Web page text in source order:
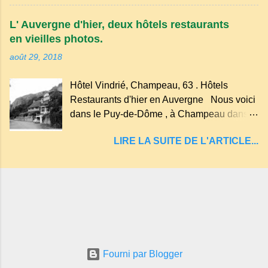
arboré.
Tazenat ou Tazanat, il est le premier et le
plus au nord de la Chaîne des Puys qui en
compte près de soixante. En Auvergne
"sans fond" et en forme d'entonnoir
entraînant vers les entrailles de la terre, les
malheureux qui s'approchaient trop de
L' Auvergne d'hier, deux hôtels restaurants
en vieilles photos.
août 29, 2018
Hôtel Vindrié, Champeau, 63 . Hôtels
Restaurants d'hier en Auvergne Nous voici
dans le Puy-de-Dôme , à Champeau dans
Servant . L'Hôtel-Restaurant Vindrié était
son jambon de pays et son poulet cocotte,
LIRE LA SUITE DE L'ARTICLE...
Fourni par Blogger